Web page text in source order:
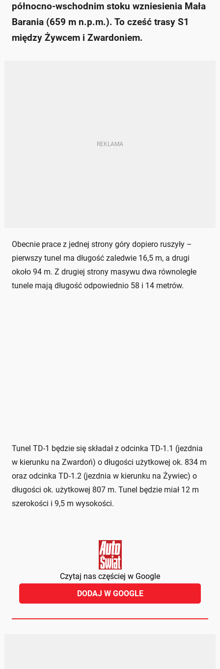
północno-wschodnim stoku wzniesienia Mała
Barania (659 m n.p.m.). To cześć trasy S1
między Żywcem i Zwardoniem.
Obecnie prace z jednej strony góry dopiero ruszyły –
pierwszy tunel ma długość zaledwie 16,5 m, a drugi
około 94 m. Z drugiej strony masywu dwa równoległe
tunele mają długość odpowiednio 58 i 14 metrów.
Tunel TD-1 będzie się składał z odcinka TD-1.1 (jezdnia
w kierunku na Zwardoń) o długości użytkowej ok. 834 m
oraz odcinka TD-1.2 (jezdnia w kierunku na Żywiec) o
długości ok. użytkowej 807 m. Tunel będzie miał 12 m
szerokości i 9,5 m wysokości.
Czytaj nas częściej w Google
DODAJ W GOOGLE